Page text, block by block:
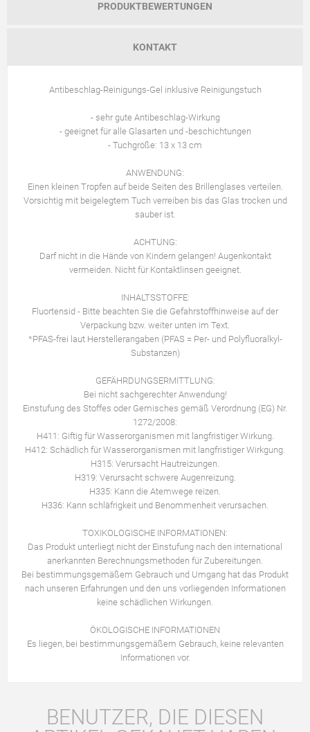
PRODUKTBEWERTUNGEN
KONTAKT
Antibeschlag-Reinigungs-Gel inklusive Reinigungstuch
- sehr gute Antibeschlag-Wirkung
- geeignet für alle Glasarten und -beschichtungen
- Tuchgröße: 13 x 13 cm
ANWENDUNG:
Einen kleinen Tropfen auf beide Seiten des Brillenglases verteilen.
Vorsichtig mit beigelegtem Tuch verreiben bis das Glas trocken und
sauber ist.
ACHTUNG:
Darf nicht in die Hände von Kindern gelangen! Augenkontakt
vermeiden. Nicht für Kontaktlinsen geeignet.
INHALTSSTOFFE:
Fluortensid - Bitte beachten Sie die Gefahrstoffhinweise auf der
Verpackung bzw. weiter unten im Text.
*PFAS-frei laut Herstellerangaben (PFAS = Per- und Polyfluoralkyl-
Substanzen)
GEFÄHRDUNGSERMITTLUNG:
Bei nicht sachgerechter Anwendung!
Einstufung des Stoffes oder Gemisches gemäß Verordnung (EG) Nr.
1272/2008:
H411: Giftig für Wasserorganismen mit langfristiger Wirkung.
H412: Schädlich für Wasserorganismen mit langfristiger Wirkgung.
H315: Verursacht Hautreizungen.
H319: Verursacht schwere Augenreizung.
H335: Kann die Atemwege reizen.
H336: Kann schläfrigkeit und Benommenheit verursachen.
TOXIKOLOGISCHE INFORMATIONEN:
Das Produkt unterliegt nicht der Einstufung nach den international
anerkannten Berechnungsmethoden für Zubereitungen.
Bei bestimmungsgemäßem Gebrauch und Umgang hat das Produkt
nach unseren Erfahrungen und den uns vorliegenden Informationen
keine schädlichen Wirkungen.
ÖKOLOGISCHE INFORMATIONEN
Es liegen, bei bestimmungsgemäßem Gebrauch, keine relevanten
Informationen vor.
BENUTZER, DIE DIESEN